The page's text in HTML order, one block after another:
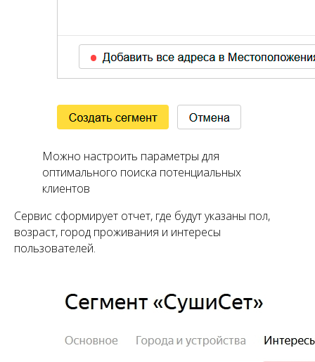
Можно настроить параметры для
оптимального поиска потенциальных
клиентов
Сервис сформирует отчет, где будут указаны пол,
возраст, город проживания и интересы
пользователей.